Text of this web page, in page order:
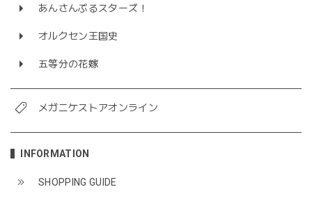
あんさんぶるスターズ！
オルクセン王国史
五等分の花嫁
メガニケストアオンライン
INFORMATION
SHOPPING GUIDE